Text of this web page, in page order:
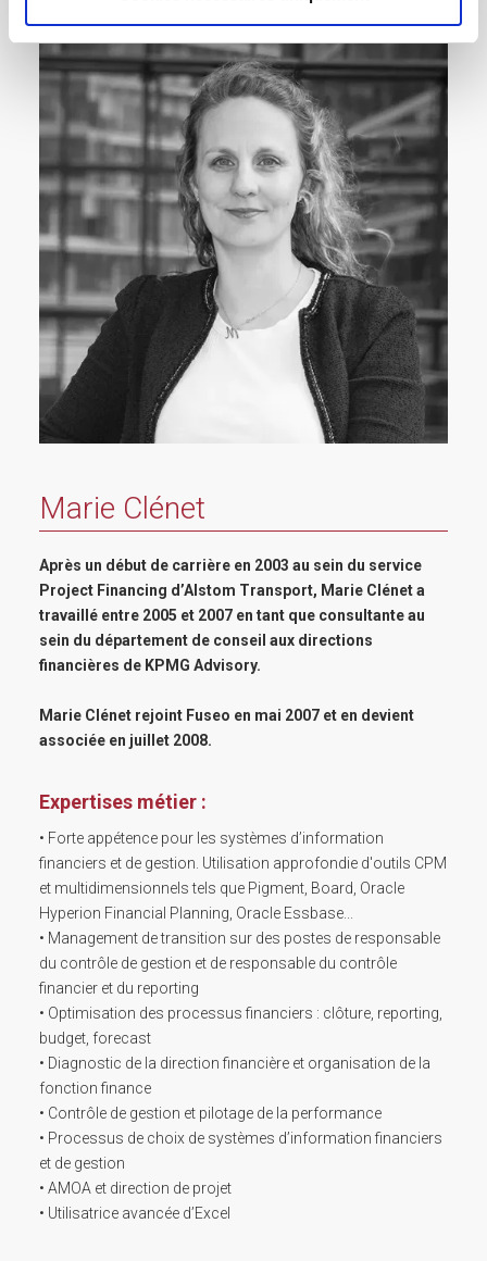
Marie Clénet
Après un début de carrière en 2003 au sein du service
Project Financing d’Alstom Transport, Marie Clénet a
travaillé entre 2005 et 2007 en tant que consultante au
sein du département de conseil aux directions
financières de KPMG Advisory.
Marie Clénet rejoint Fuseo en mai 2007 et en devient
associée en juillet 2008.
Expertises métier :
• Forte appétence pour les systèmes d’information
financiers et de gestion. Utilisation approfondie d'outils CPM
et multidimensionnels tels que Pigment, Board, Oracle
Hyperion Financial Planning, Oracle Essbase...
• Management de transition sur des postes de responsable
du contrôle de gestion et de responsable du contrôle
financier et du reporting
• Optimisation des processus financiers : clôture, reporting,
budget, forecast
• Diagnostic de la direction financière et organisation de la
fonction finance
• Contrôle de gestion et pilotage de la performance
• Processus de choix de systèmes d’information financiers
et de gestion
• AMOA et direction de projet
• Utilisatrice avancée d’Excel